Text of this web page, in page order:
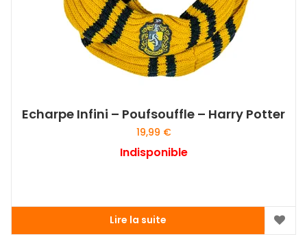
Echarpe Infini – Poufsouffle – Harry Potter
19,99 €
Indisponible
Lire la suite